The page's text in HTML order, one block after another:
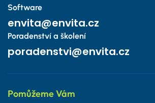
Software
envita@envita.cz
Poradenství a školení
poradenstvi@envita.cz
Pomůžeme Vám